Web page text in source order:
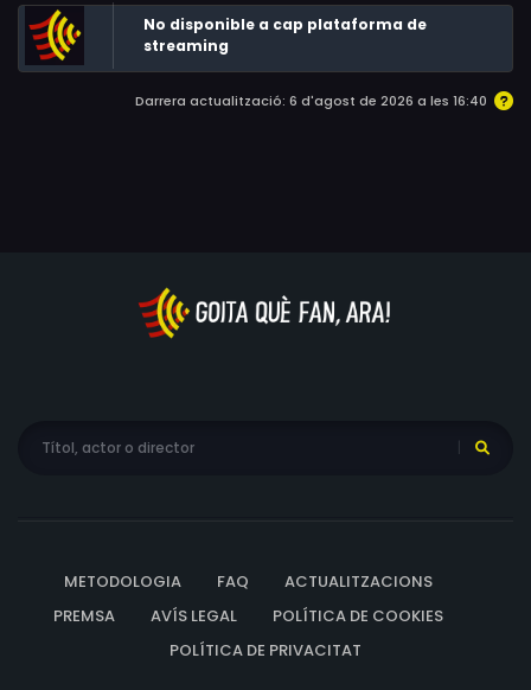
mateix Joslin, un amic de la parella, Peter Friedman, crea
un diari fílmic a partir de les cintes VHS.
No disponible a cap plataforma de
streaming
Darrera actualització: 6 d'agost de 2026 a les 16:40
METODOLOGIA FAQ
ACTUALITZACIONS
PREMSA
AVÍS LEGAL
POLÍTICA DE COOKIES
POLÍTICA DE PRIVACITAT